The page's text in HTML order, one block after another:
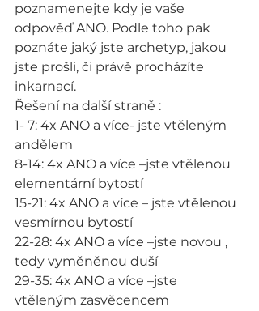
poznamenejte kdy je vaše
odpověď ANO. Podle toho pak
poznáte jaký jste archetyp, jakou
jste prošli, či právě procházíte
inkarnací.
Řešení na další straně :
1- 7: 4x ANO a více- jste vtěleným
andělem
8-14: 4x ANO a více –jste vtělenou
elementární bytostí
15-21: 4x ANO a více – jste vtělenou
vesmírnou bytostí
22-28: 4x ANO a více –jste novou ,
tedy vyměněnou duší
29-35: 4x ANO a více –jste
vtěleným zasvěcencem